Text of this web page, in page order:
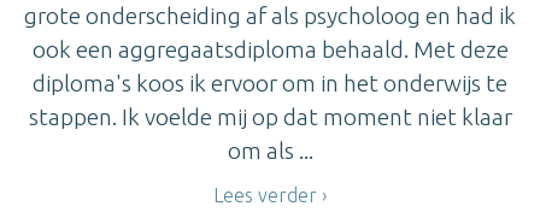
grote onderscheiding af als psycholoog en had ik
ook een aggregaatsdiploma behaald. Met deze
diploma's koos ik ervoor om in het onderwijs te
stappen. Ik voelde mij op dat moment niet klaar
om als ...
Lees verder